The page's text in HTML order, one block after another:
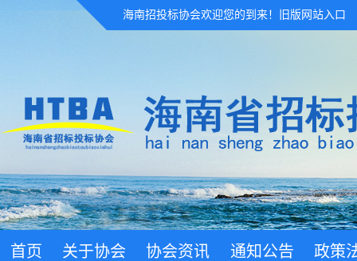
海南招投标协会欢迎您的到来！ 旧版网站入口
首页 关于协会 协会资讯 通知公告 政策